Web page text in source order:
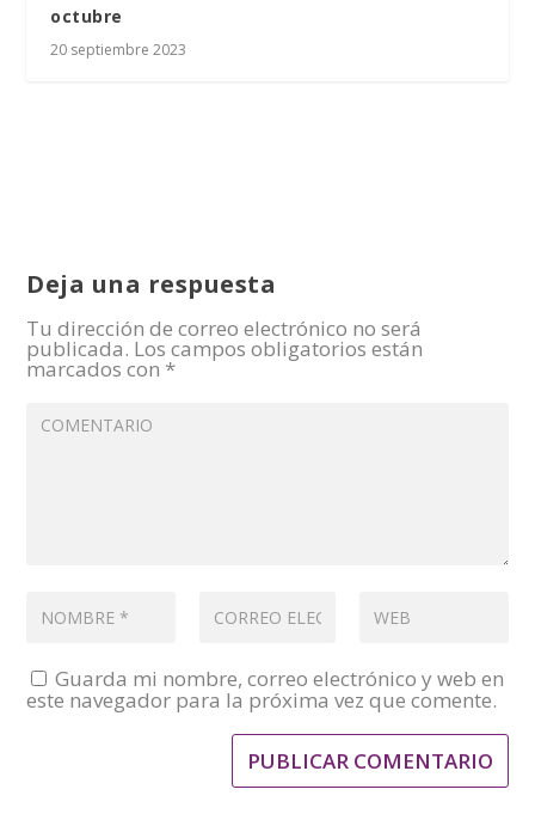
octubre
20 septiembre 2023
Deja una respuesta
Tu dirección de correo electrónico no será
publicada. Los campos obligatorios están
marcados con *
Guarda mi nombre, correo electrónico y web en
este navegador para la próxima vez que comente.